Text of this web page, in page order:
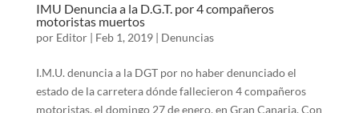
IMU Denuncia a la D.G.T. por 4 compañeros
motoristas muertos
por Editor| Feb 1, 2019| Denuncias
I.M.U. denuncia a la DGT por no haber denunciado el
estado de la carretera dónde fallecieron 4 compañeros
motoristas, el domingo 27 de enero, en Gran Canaria. Con